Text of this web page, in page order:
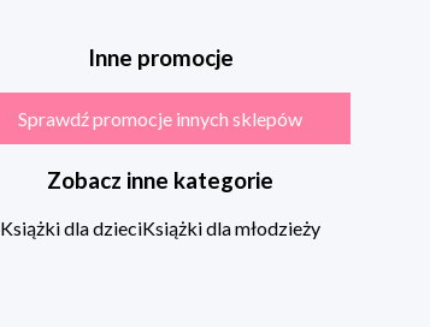
Inne promocje
Sprawdź promocje innych sklepów
Zobacz inne kategorie
Książki dla dzieciKsiążki dla młodzieży